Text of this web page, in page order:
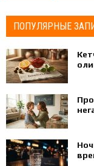
ПОПУЛЯРНЫЕ